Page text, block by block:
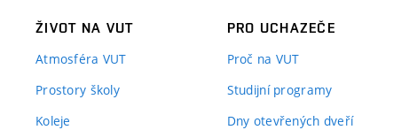
ŽIVOT NA VUT
Atmosféra VUT
Prostory školy
Koleje
PRO UCHAZEČE
Proč na VUT
Studijní programy
Dny otevřených dveří